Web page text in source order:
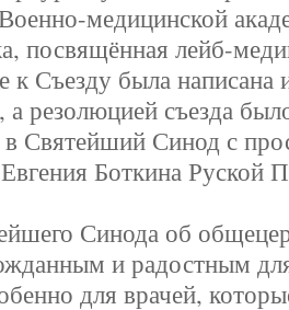
медицинской
посвящённая лейб-
к Съезду была написана
а резолюцией съезда
Святейший Синод с
Боткина Руской
Синода об
и радостным
для врачей,